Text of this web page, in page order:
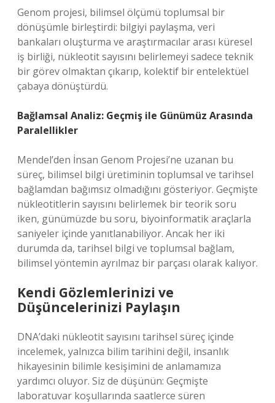
Genom projesi, bilimsel ölçümü toplumsal bir
dönüşümle birleştirdi: bilgiyi paylaşma, veri
bankaları oluşturma ve araştırmacılar arası küresel
iş birliği, nükleotit sayısını belirlemeyi sadece teknik
bir görev olmaktan çıkarıp, kolektif bir entelektüel
çabaya dönüştürdü.
Bağlamsal Analiz: Geçmiş ile Günümüz Arasında
Paralellikler
Mendel’den İnsan Genom Projesi’ne uzanan bu
süreç, bilimsel bilgi üretiminin toplumsal ve tarihsel
bağlamdan bağımsız olmadığını gösteriyor. Geçmişte
nükleotitlerin sayısını belirlemek bir teorik soru
iken, günümüzde bu soru, biyoinformatik araçlarla
saniyeler içinde yanıtlanabiliyor. Ancak her iki
durumda da, tarihsel bilgi ve toplumsal bağlam,
bilimsel yöntemin ayrılmaz bir parçası olarak kalıyor.
Kendi Gözlemlerinizi ve
Düşüncelerinizi Paylaşın
DNA’daki nükleotit sayısını tarihsel süreç içinde
incelemek, yalnızca bilim tarihini değil, insanlık
hikayesinin bilimle kesişimini de anlamamıza
yardımcı oluyor. Siz de düşünün: Geçmişte
laboratuvar koşullarında saatlerce süren